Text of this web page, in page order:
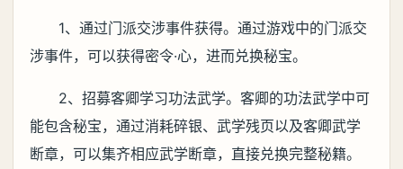
1、通过门派交涉事件获得。通过游戏中的门派交
涉事件，可以获得密令·心，进而兑换秘宝。
2、招募客卿学习功法武学。客卿的功法武学中可
能包含秘宝，通过消耗碎银、武学残页以及客卿武学
断章，可以集齐相应武学断章，直接兑换完整秘籍。